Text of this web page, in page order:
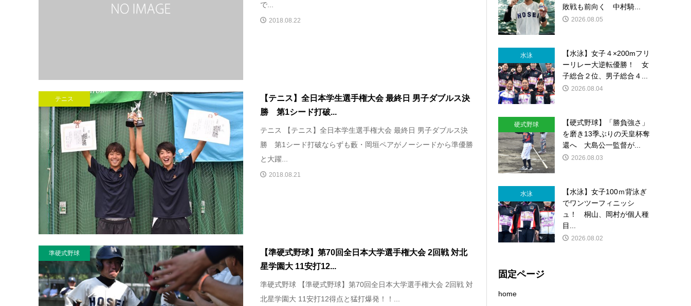
で...
2018.08.22
テニス
【テニス】全日本学生選手権大会 最終日 男子ダブルス決
勝 第1シード打破...
テニス 【テニス】全日本学生選手権大会 最終日 男子ダブルス決
勝 第1シード打破ならずも藪・岡垣ペアがノーシードから準優勝
と大躍...
2018.08.21
準硬式野球
【準硬式野球】第70回全日本大学選手権大会 2回戦 対北
星学園大 11安打12...
準硬式野球 【準硬式野球】第70回全日本大学選手権大会 2回戦 対
北星学園大 11安打12得点と猛打爆発！！...
敗戦も前向く 中村騎...
2026.08.05
水泳
【水泳】女子４×200mフリ
ーリレー大逆転優勝！ 女
子総合２位、男子総合４...
2026.08.04
硬式野球
【硬式野球】「勝負強さ」
を磨き13季ぶりの天皇杯奪
還へ 大島公一監督が...
2026.08.03
水泳
【水泳】女子100ｍ背泳ぎ
でワンツーフィニッシ
ュ！ 桐山、岡村が個人種
目...
2026.08.02
固定ページ
home